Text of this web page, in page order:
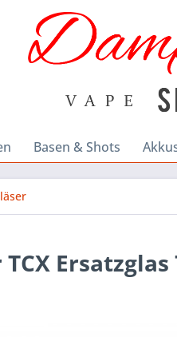
Basen & Shots
Ersatzglas